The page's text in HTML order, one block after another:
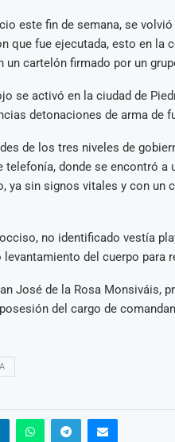
este fin de semana, se
que fue ejecutada, esto en la
cartelón firmado por un
se activó en la ciudad de
detonaciones de arma de
de los tres niveles de
telefonía, donde se encontró
ya sin signos vitales y con un
no identificado vestía
del cuerpo para
José de la Rosa Monsiváis,
del cargo de